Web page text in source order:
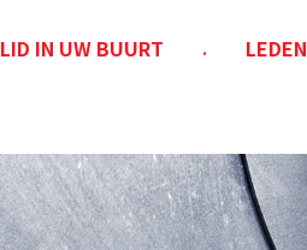
LID IN UW BUURT LEDEN